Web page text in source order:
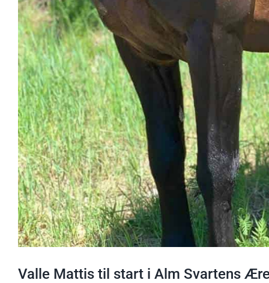
Valle Mattis til start i Alm Svartens